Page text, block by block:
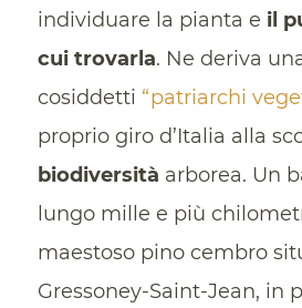
individuare la pianta e il
cui trovarla. Ne deriva
cosiddetti “patriarchi
proprio giro d’Italia alla
biodiversità arborea. Un
lungo mille e più
maestoso pino cembro
Gressoney-Saint-Jean, in